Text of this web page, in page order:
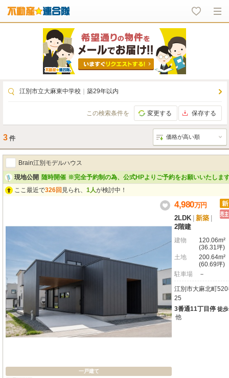
江別市立大麻東中学校 築29年以内
この検索条件を 変更する 保存する
3 件
Brain江別モデルハウス
現地公開 随時開催 ※完全予約制の為、公式HPよりご予約をお願いいたしま
ここ最近で326回 見られ、 1人が検討中！
一戸建て
4,980万円
2LDK 新築
2階建
建物
120.06m²
(36.31坪)
土地
200.64m²
(60.69坪)
駐車場
－
江別市大麻北町
25
3番通11丁目停 徒歩
他